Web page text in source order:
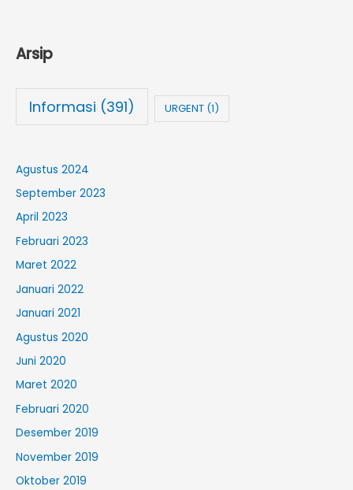
Arsip
Informasi (391) URGENT (1)
Agustus 2024
September 2023
April 2023
Februari 2023
Maret 2022
Januari 2022
Januari 2021
Agustus 2020
Juni 2020
Maret 2020
Februari 2020
Desember 2019
November 2019
Oktober 2019